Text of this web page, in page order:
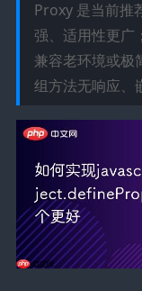
Proxy 是当前推
强、适用性更
兼容老环境或极
组方法无响应、